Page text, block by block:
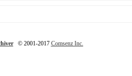
© 2001-2017 Comsenz Inc.